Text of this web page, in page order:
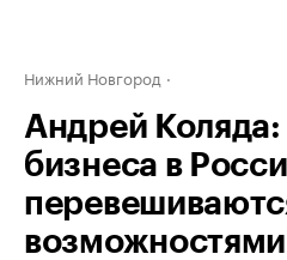
Нижний Новгород
Андрей Коляда:
бизнеса в